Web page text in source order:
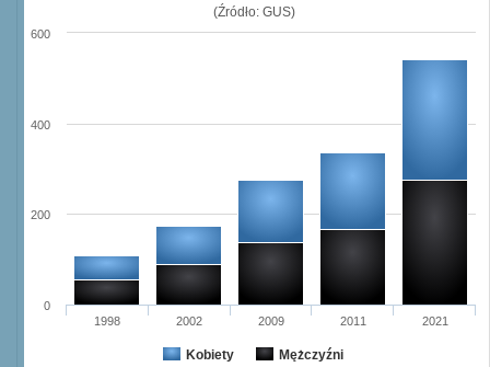
(Źródło: GUS)
Kobiety Mężczyźni
1998 2002 2009 2011 2021
0
200
400
600